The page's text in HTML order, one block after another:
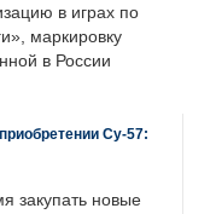
в играх по
маркировку
в России
Су-57:
закупать новые